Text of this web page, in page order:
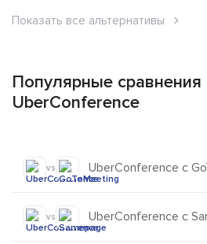
Показать все альтернативы
Популярные сравнения
UberConference
vs UberConference с
vs UberConference с